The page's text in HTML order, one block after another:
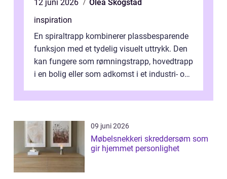
12 juni 2026
Olea Skogstad
inspiration
En spiraltrapp kombinerer plassbesparende
funksjon med et tydelig visuelt uttrykk. Den
kan fungere som rømningstrapp, hovedtrapp
i en bolig eller som adkomst i et industri- og
09 juni 2026
Møbelsnekkeri skreddersøm som
gir hjemmet personlighet